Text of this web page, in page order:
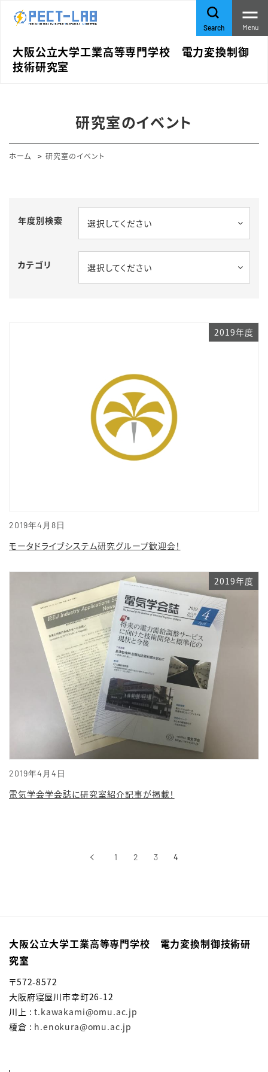
大阪公立大学工業高等専門学校 電力変換制御
技術研究室
Search Menu
研究室のイベント
ホーム 研究室のイベント
年度別検索 選択してください
カテゴリ 選択してください
2019年4月8日
2019年度
モータドライブシステム研究グループ歓迎会！
2019年4月4日
2019年度
電気学会学会誌に研究室紹介記事が掲載！
‹前へ 1 2 3 4
大阪公立大学工業高等専門学校 電力変換制御技術研
究室
〒572-8572
大阪府寝屋川市幸町26-12
川上 :t.kawakami@omu.ac.jp
榎倉 : h.enokura@omu.ac.jp